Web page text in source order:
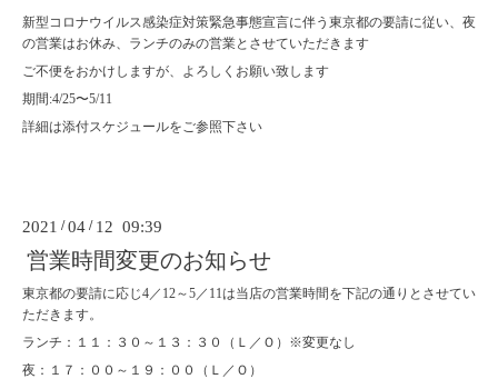
新型コロナウイルス感染症対策緊急事態宣言に伴う東京都の要請に従い、夜
の営業はお休み、ランチのみの営業とさせていただきます
ご不便をおかけしますが、よろしくお願い致します
期間:4/25〜5/11
詳細は添付スケジュールをご参照下さい
2021 /04 / 12 09:39
営業時間変更のお知らせ
東京都の要請に応じ4／12～5／11は当店の営業時間を下記の通りとさせてい
ただきます。
ランチ：１１：３０～１３：３０（Ｌ／Ｏ）※変更なし
夜：１７：００～１９：００（Ｌ／Ｏ）